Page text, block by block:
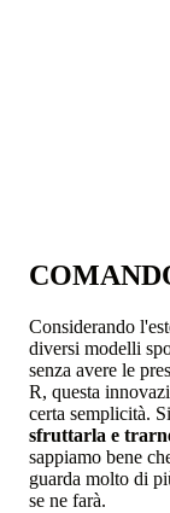
Considerando
diversi modelli
senza avere le
R, questa
certa semplicità.
sfruttarla e
sappiamo bene
guarda molto di
se ne farà.